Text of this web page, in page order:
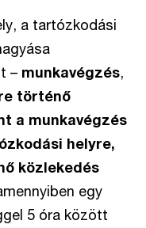
a tartózkodási
– munkavégzés,
történő
a munkavégzés
helyre,
közlekedés
egy
5 óra között